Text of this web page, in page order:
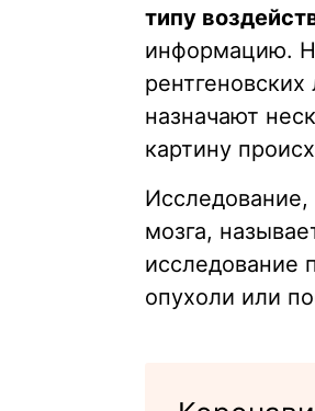
типу
информацию.
назначают
картину
мозга,
исследование
опухоли или